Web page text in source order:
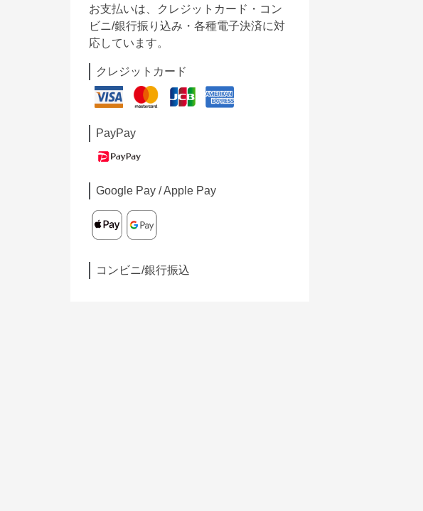
お支払いは、クレジットカード・コン
ビニ/銀行振り込み・各種電子決済に対
応しています。
クレジットカード
PayPay
Google Pay / Apple Pay
コンビニ/銀行振込